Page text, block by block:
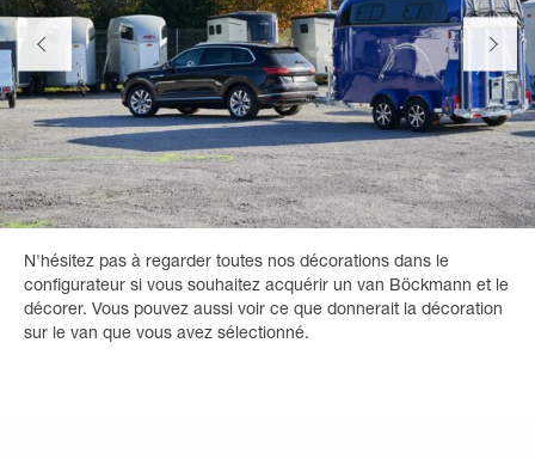
N'hésitez pas à regarder toutes nos décorations dans le
configurateur si vous souhaitez acquérir un van Böckmann et le
décorer. Vous pouvez aussi voir ce que donnerait la décoration
sur le van que vous avez sélectionné.